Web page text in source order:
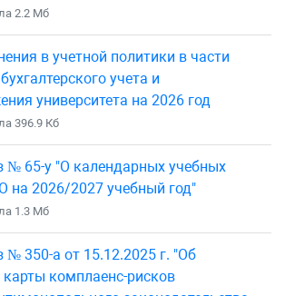
2.2 Mб
в учетной политики в части
учета и
университета на 2026 год
396.9 Кб
№ 65-у "О календарных учебных
на 2026/2027 учебный год"
1.3 Mб
№ 350-а от 15.12.2025 г. "Об
комплаенс-рисков